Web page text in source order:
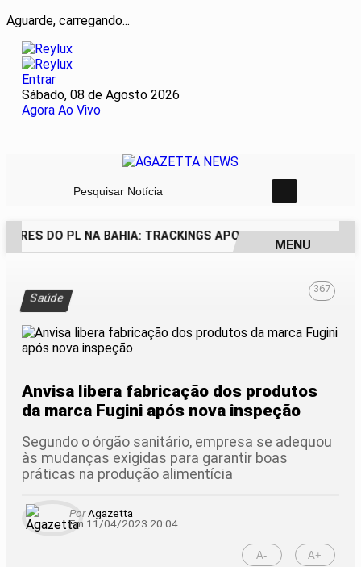
Aguarde, carregando...
Entrar
Sábado, 08 de Agosto 2026
Agora Ao Vivo
Pesquisar Notícia
DO PL NA BAHIA: TRACKINGS APONTAM DRA. RAISSA
MENU
Saúde
367
Anvisa libera fabricação dos produtos
da marca Fugini após nova inspeção
Segundo o órgão sanitário, empresa se adequou
às mudanças exigidas para garantir boas
práticas na produção alimentícia
PorAgazetta
Em 11/04/2023 20:04
A- A+